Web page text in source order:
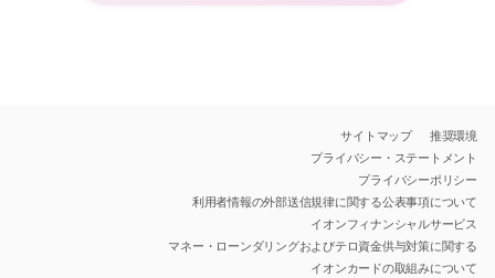
サイトマップ
推奨環境
プライバシー・ステートメント
プライバシーポリシー
利用者情報の外部送信規律に関する公表事項について
イオンフィナンシャルサービス
マネー・ローンダリングおよびテロ資金供与対策に関する
イオンカードの取組みについて